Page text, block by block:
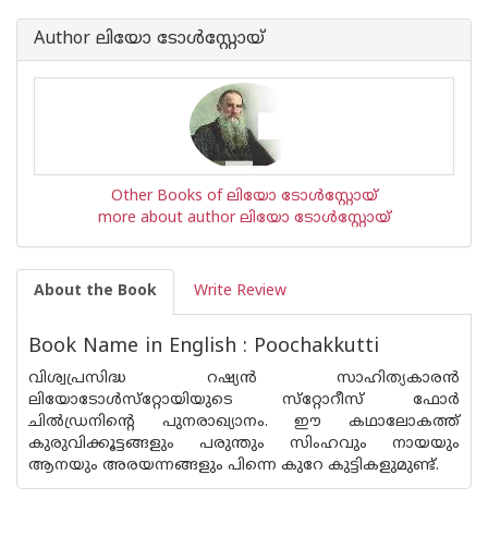
Book
Author ലിയോ ടോള്‍സ്റ്റോയ്
Other Books of ലിയോ ടോള്‍സ്റ്റോയ്
more about author ലിയോ ടോള്‍സ്റ്റോയ്
About the Book Write Review
Book Name in English : Poochakkutti
വിശ്വപ്രസിദ്ധ റഷ്യന്‍ സാഹിത്യകാരന്‍
ലിയോടോള്‍സ്‌റ്റോയിയുടെ സ്‌റ്റോറീസ് ഫോര്‍
ചില്‍ഡ്രനിന്റെ പുനരാഖ്യാനം. ഈ കഥാലോകത്ത്
കുരുവിക്കൂട്ടങ്ങളും പരുന്തും സിംഹവും നായയും
ആനയും അരയന്നങ്ങളും പിന്നെ കുറേ കുട്ടികളുമുണ്ട്.